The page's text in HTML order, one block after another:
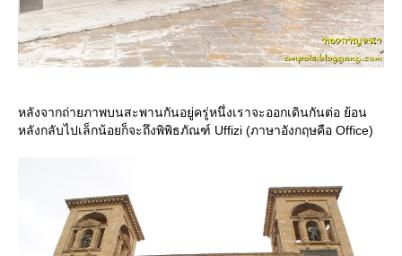
หลังจากถ่ายภาพบนสะพานกันอยู่ครู่หนึ่งเราจะออกเดินกันต่อ ย้อน
หลังกลับไปเล็กน้อยก็จะถึงพิพิธภัณฑ์ Uffizi (ภาษาอังกฤษคือ Office)